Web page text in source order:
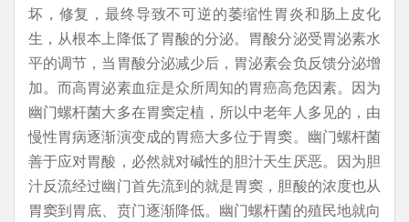
坏，修复，最终导致不可逆的萎缩性胃炎和肠上皮化
生，从根本上降低了胃酸的分泌。胃酸分泌受胃泌素水
平的调节，当胃酸分泌减少后，胃泌素会负反馈分泌增
加。而高胃泌素血症是众所周知的胃癌高危因素。因为
幽门螺杆菌大多在胃窦定植，所以中老年人多见的，由
慢性胃病逐渐演变成的胃癌大多位于胃窦。幽门螺杆菌
善于应对胃酸，必然就对碱性的胆汁天生厌恶。因为胆
汁反流经过幽门首先流到的就是胃窦，胆酸的浓度也从
胃窦到胃底、贲门逐渐降低。幽门螺杆菌的殖民地就向